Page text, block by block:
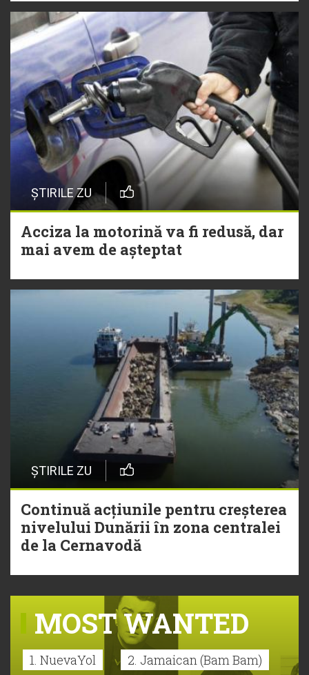
ȘTIRILE ZU
Acciza la motorină va fi redusă, dar
mai avem de așteptat
ȘTIRILE ZU
Continuă acțiunile pentru creșterea
nivelului Dunării în zona centralei
de la Cernavodă
MOST WANTED
1. NuevaYol 2. Jamaican (Bam Bam)